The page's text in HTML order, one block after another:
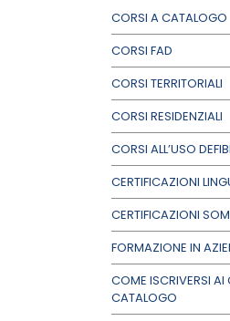
CORSI A CATALOGO
CORSI FAD
CORSI TERRITORIALI
CORSI RESIDENZIALI
CORSI ALL’USO
CERTIFICAZIONI
CERTIFICAZIONI
FORMAZIONE IN
COME ISCRIVERSI AI
CATALOGO